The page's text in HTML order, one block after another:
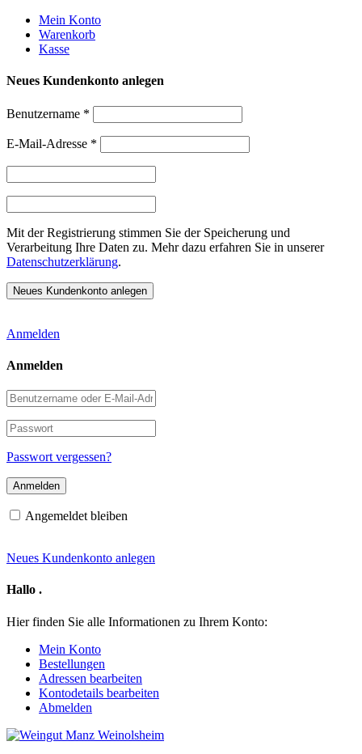
Weiter
zum
Inhalt
Mein Konto
Warenkorb
Kasse
Neues Kundenkonto anlegen
Benutzername *
E-Mail-Adresse *
Mit der Registrierung stimmen Sie der Speicherung und
Verarbeitung Ihre Daten zu. Mehr dazu erfahren Sie in unserer
Datenschutzerklärung.
Anmelden
Anmelden
Benutzername
oder
E-
Mail-
Adresse
Passwort
Passwort vergessen?
Angemeldet bleiben
Neues Kundenkonto anlegen
Hallo .
Hier finden Sie alle Informationen zu Ihrem Konto:
Mein Konto
Bestellungen
Adressen bearbeiten
Kontodetails bearbeiten
Abmelden